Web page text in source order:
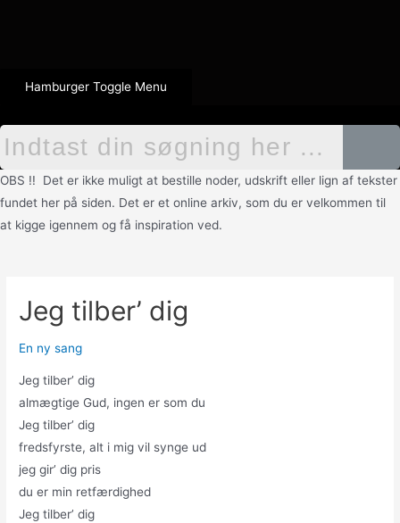
Hamburger Toggle Menu
OBS !! Det er ikke muligt at bestille noder, udskrift eller lign af tekster
fundet her på siden. Det er et online arkiv, som du er velkommen til
at kigge igennem og få inspiration ved.
Jeg tilber’ dig
En ny sang
Jeg tilber’ dig
almægtige Gud, ingen er som du
Jeg tilber’ dig
fredsfyrste, alt i mig vil synge ud
jeg gir’ dig pris
du er min retfærdighed
Jeg tilber’ dig